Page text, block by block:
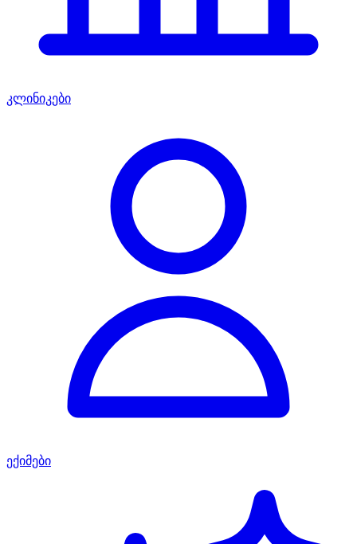
კლინიკები
ექიმები